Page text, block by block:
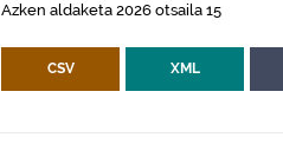
Azken aldaketa 2026 otsaila 15
CSV XML